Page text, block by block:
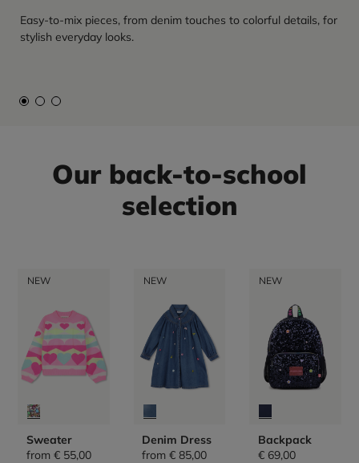
Easy-to-mix pieces, from denim touches to colorful details, for
stylish everyday looks.
Our back-to-school
selection
NEW
Sweater
from € 55,00
NEW
Denim Dress
from€ 85,00
NEW
Backpack
€ 69,00